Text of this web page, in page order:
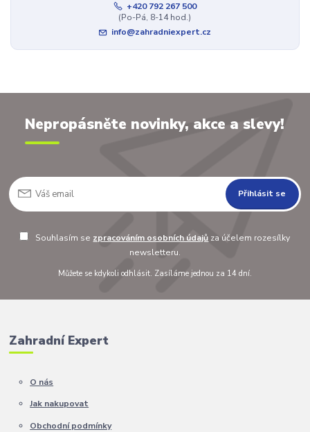
+420 792 267 500
(Po-Pá, 8-14 hod.)
info@zahradniexpert.cz
Nepropásněte novinky, akce a slevy!
Přihlásit se
Souhlasím se zpracováním osobních údajů za účelem rozesílky
newsletteru.
Můžete se kdykoli odhlásit. Zasíláme jednou za 14 dní.
Zahradní Expert
O nás
Jak nakupovat
Obchodní podmínky